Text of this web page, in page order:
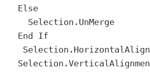
  Else
    Selection.UnMerge
  End If